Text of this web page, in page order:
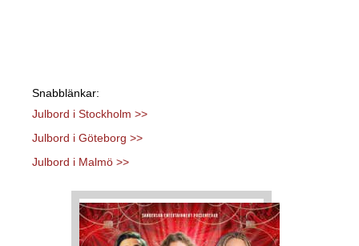
Snabblänkar:
Julbord i Stockholm >>
Julbord i Göteborg >>
Julbord i Malmö >>